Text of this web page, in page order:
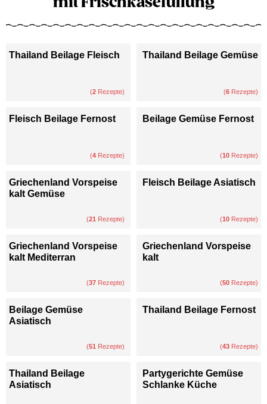
Thailand Beilage Fleisch
(2 Rezepte)
Thailand Beilage Gemüse
(6 Rezepte)
Fleisch Beilage Fernost
(4 Rezepte)
Beilage Gemüse Fernost
(10 Rezepte)
Griechenland Vorspeise
kalt Gemüse
(21 Rezepte)
Fleisch Beilage Asiatisch
(10 Rezepte)
Griechenland Vorspeise
kalt Mediterran
(37 Rezepte)
Griechenland Vorspeise
kalt
(50 Rezepte)
Beilage Gemüse
Asiatisch
(51 Rezepte)
Thailand Beilage Fernost
(43 Rezepte)
Thailand Beilage
Asiatisch
Partygerichte Gemüse
Schlanke Küche